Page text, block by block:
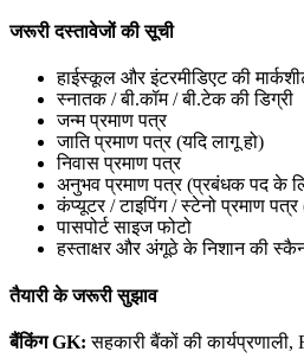
जरूरी दस्तावेजों की सूची
हाईस्कूल और इंटरमीडिएट की
स्नातक / बी.कॉम / बी.टेक की डिग्री
जन्म प्रमाण पत्र
जाति प्रमाण पत्र (यदि लागू हो)
निवास प्रमाण पत्र
अनुभव प्रमाण पत्र (प्रबंधक पद के
कंप्यूटर / टाइपिंग / स्टेनो प्रमाण
पासपोर्ट साइज फोटो
हस्ताक्षर और अंगूठे के निशान की
तैयारी के जरूरी सुझाव
बैंकिंग GK: सहकारी बैंकों की